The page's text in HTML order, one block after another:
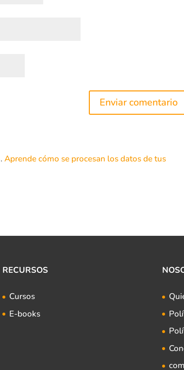
Aprende cómo se procesan los datos de tus
RECURSOS
Cursos
E-books